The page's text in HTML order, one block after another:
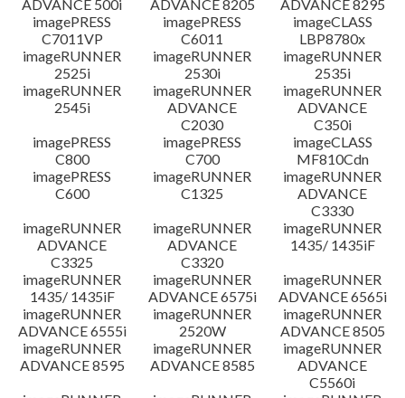
ADVANCE 500i
ADVANCE 8205
ADVANCE 8295
imagePRESS
C7011VP
imagePRESS
C6011
imageCLASS
LBP8780x
imageRUNNER
2525i
imageRUNNER
2530i
imageRUNNER
2535i
imageRUNNER
2545i
imageRUNNER
ADVANCE
C2030
imageRUNNER
ADVANCE
C350i
imagePRESS
C800
imagePRESS
C700
imageCLASS
MF810Cdn
imagePRESS
C600
imageRUNNER
C1325
imageRUNNER
ADVANCE
C3330
imageRUNNER
ADVANCE
C3325
imageRUNNER
ADVANCE
C3320
imageRUNNER
1435/ 1435iF
imageRUNNER
1435/ 1435iF
imageRUNNER
ADVANCE 6575i
imageRUNNER
ADVANCE 6565i
imageRUNNER
ADVANCE 6555i
imageRUNNER
2520W
imageRUNNER
ADVANCE 8505
imageRUNNER
ADVANCE 8595
imageRUNNER
ADVANCE 8585
imageRUNNER
ADVANCE
C5560i